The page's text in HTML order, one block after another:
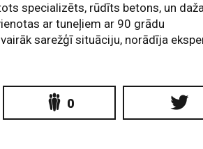
specializēts, rūdīts betons, un
ar tuneļiem ar 90 grādu
sarežģī situāciju, norādīja
0